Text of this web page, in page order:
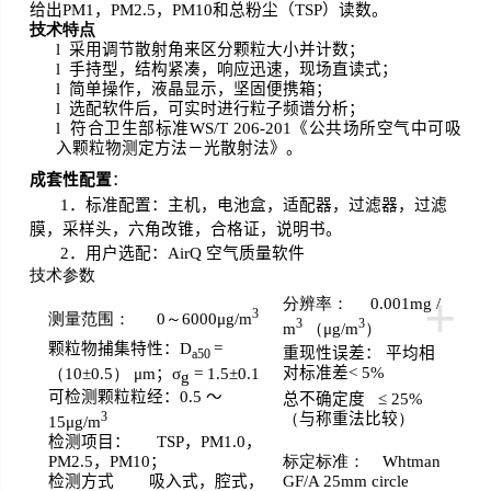
给出PM1 ，PM2.5，PM10和总粉尘（TSP）读数。
技术特点
l 采用调节散射角来区分颗粒大小并计数；
l 手持型，结构紧凑，响应迅速，现场直读式；
l
简单操作，液晶显示，坚固便携箱；
l 选配软件后，可实时进行粒子频谱分析；
l
符合卫生部标准WS/T 206-201
《公共场所空气中可吸
入颗粒物测定方法－光散射法》。
成套性配置：
1 ．标准配置：主机，电池盒，适配器，过滤器，过滤
膜，采样头，六角改锥，合格证，说明书。
2．用户选配： AirQ 空气质量软件
技术参数
+
测量范围： 0 ～6000μg/m3
分辨率：
0.001mg /
m3 （μg/m3）
颗粒物捕集特性： Da50 =
（10±0.5） μm； σg = 1.5±0.1
重现性误差：
平均相
对标准差<5%
可检测颗粒粒经： 0.5 ～
15μg/m3
总不确定度 ≤ 25%
（与称重法比较）
检测项目：
TSP， PM1.0，
PM2.5， PM10；
检测方式
吸入式，腔式，
标定标准：
Whtman
GF/A 25mm circle